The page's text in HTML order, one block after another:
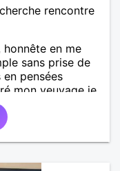
rencontre
en me
sans prise de
pensées
mon veuvage je
vie
et pourquoi
un premier
et ensuite